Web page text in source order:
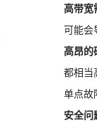
高带宽
可能会
高昂的
都相当
单点故
安全问